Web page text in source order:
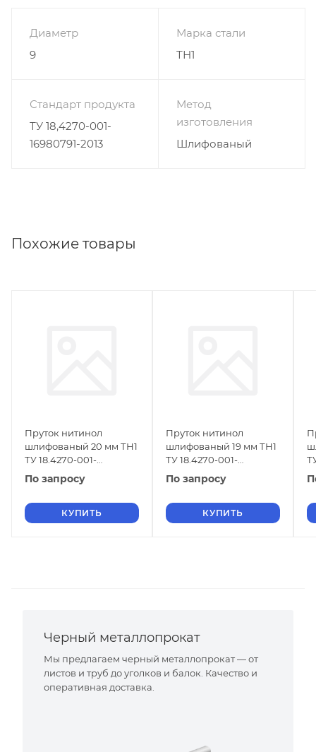
Диаметр
9
Марка стали
ТН1
Стандарт продукта
ТУ 18,4270-001-
16980791-2013
Метод
изготовления
Шлифованый
Похожие товары
Пруток нитинол
шлифованый 20 мм ТН1
ТУ 18.4270-001-
16980791-2013
По запросу
КУПИТЬ
Пруток нитинол
шлифованый 19 мм ТН1
ТУ 18.4270-001-
16980791-2013
По запросу
КУПИТЬ
Черный металлопрокат
Мы предлагаем черный металлопрокат — от
листов и труб до уголков и балок. Качество и
оперативная доставка.